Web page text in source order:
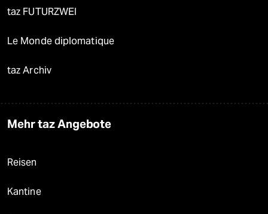
taz FUTURZWEI
Le Monde diplomatique
taz Archiv
Mehr taz Angebote
Reisen
Kantine